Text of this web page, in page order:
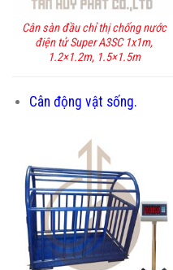
Cân sàn đầu chỉ thị chống nước
điện tử Super A3SC 1x1m,
1.2×1.2m, 1.5×1.5m
Cân động vật sống.